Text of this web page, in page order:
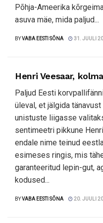
Põhja-Ameerika
asuva mäe, mida paljud...
BYVABA EESTI SÕNA 31. JUULI
Henri Veesaar,
Paljud Eesti
üleval, et jälgida
unistuste liigasse
sentimeetri pikkune
endale nime teinud
esimeses ringis, mis
garanteeritud lepin-gut,
kodused...
BYVABA EESTI SÕNA 20. JUULI